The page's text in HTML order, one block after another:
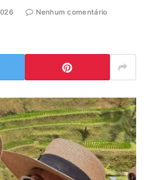
Nenhum comentário